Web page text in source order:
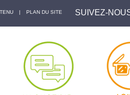
| PLAN DU SITE SUIVEZ-